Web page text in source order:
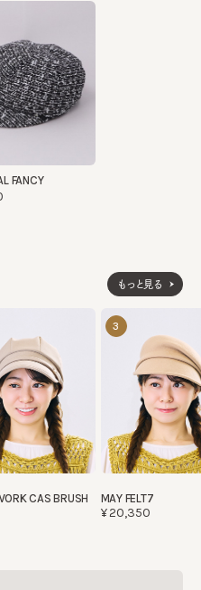
FANCY
もっと見る
CAS BRUSH
3
MAY FELT7
¥20,350